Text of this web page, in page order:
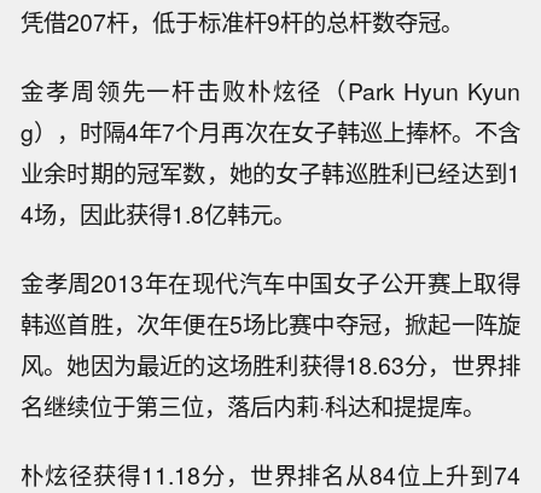
凭借207杆，低于标准杆9杆的总杆数夺冠。
金孝周领先一杆击败朴炫径（Park Hyun Kyun
g），时隔4年7个月再次在女子韩巡上捧杯。不含
业余时期的冠军数，她的女子韩巡胜利已经达到1
4场，因此获得1.8亿韩元。
金孝周2013年在现代汽车中国女子公开赛上取得
韩巡首胜，次年便在5场比赛中夺冠，掀起一阵旋
风。她因为最近的这场胜利获得18.63分，世界排
名继续位于第三位，落后内莉·科达和提提库。
朴炫径获得11.18分，世界排名从84位上升到74